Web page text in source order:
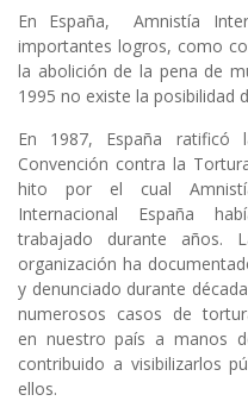
En España, Amnistía
importantes logros, como
la abolición de la pena de
1995 no existe la posibilidad
En 1987, España ratificó
Convención contra la
hito por el cual
Internacional España
trabajado durante años.
organización ha
y denunciado durante
numerosos casos de
en nuestro país a manos
contribuido a visibilizarlos
ellos.